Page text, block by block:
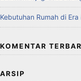
Kebutuhan Rumah di Era
KOMENTAR
ARSIP